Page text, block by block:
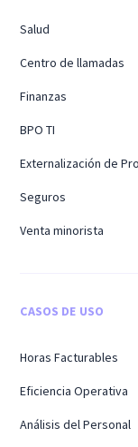
Salud
Centro de llamadas
Finanzas
BPO TI
Externalización de
Seguros
Venta minorista
CASOS DE USO
Horas Facturables
Eficiencia Operativa
Análisis del Personal